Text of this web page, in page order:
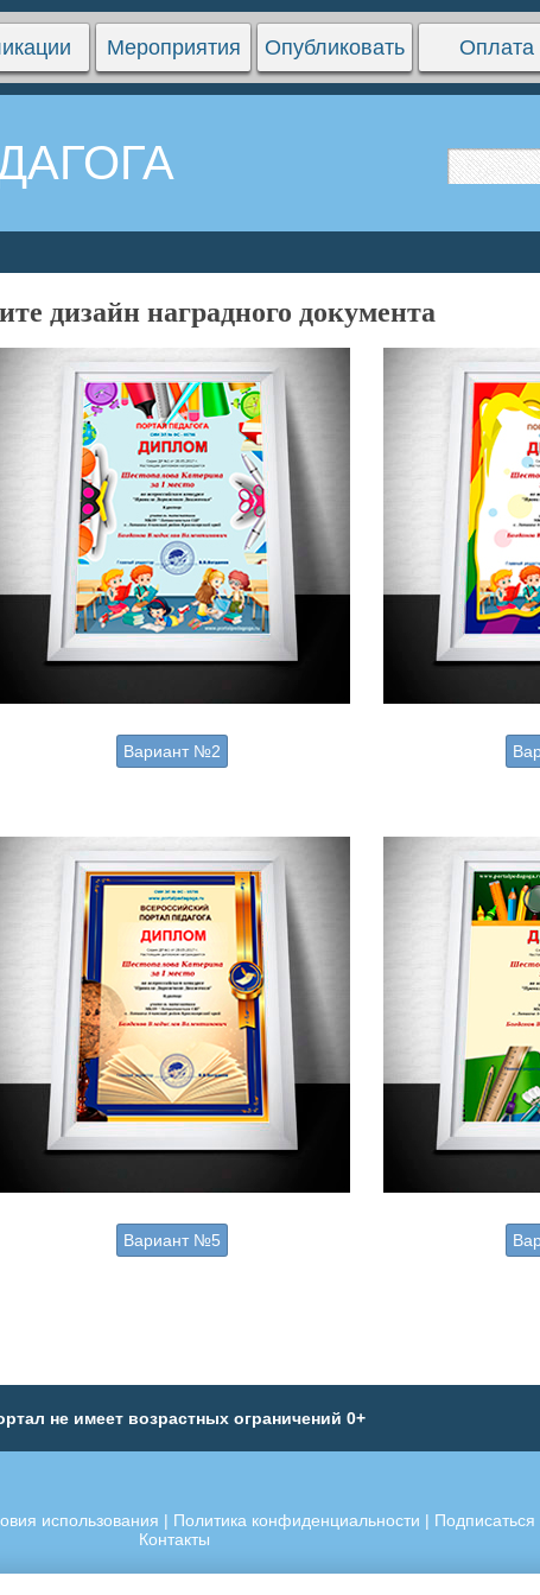
Мероприятия Опубликовать Оплата
дизайн наградного документа
Вариант №2
Вариант №5
не имеет возрастных ограничений 0+
использования | Политика конфиденциальности |
Контакты